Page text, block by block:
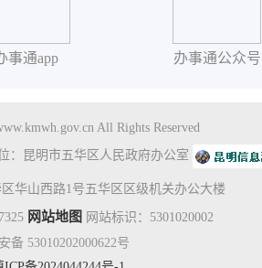
事通app 办事通公众号
All Rights Reserved
：昆明市五华区人民政府办公室
华山西路1号五华区区级机关办公大楼
网站地图 网站标识：5301020002
备 53010202000622号